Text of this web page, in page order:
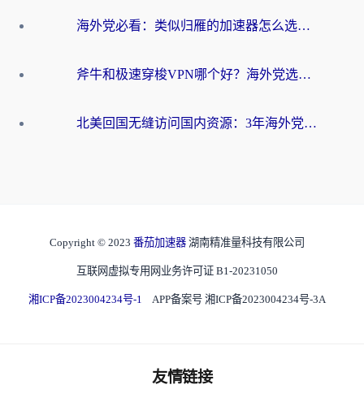
海外党必看：类似归雁的加速器怎么选？一篇搞定无缝访问国内资源
斧牛和极速穿梭VPN哪个好？海外党选回国加速器必看的真实对比与避坑指南
北美回国无缝访问国内资源：3年海外党亲测的加速器选择指南
Copyright © 2023 番茄加速器 湖南精准量科技有限公司
互联网虚拟专用网业务许可证 B1-20231050
湘ICP备2023004234号-1 APP备案号 湘ICP备2023004234号-3A
友情链接